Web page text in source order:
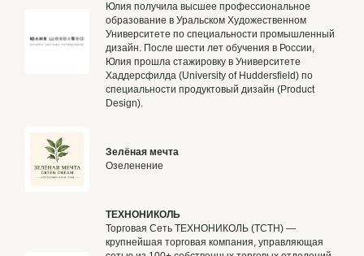
Юлия получила высшее профессиональное
образование в Уральском Художественном
Университете по специальности промышленный
дизайн. После шести лет обучения в России,
Юлия прошла стажировку в Университете
Хаддерсфилда (University of Huddersfield) по
специальности продуктовый дизайн (Product
Design).
Зелёная мечта
Озеленение
ТЕХНОНИКОЛЬ
Торговая Сеть ТЕХНОНИКОЛЬ (ТСТН) —
крупнейшая торговая компания, управляющая